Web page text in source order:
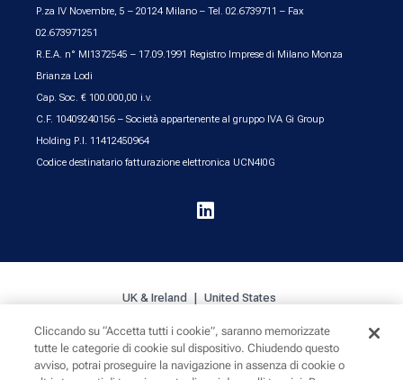
P.za IV Novembre, 5 – 20124 Milano – Tel. 02.6739711 – Fax
02.673971251
R.E.A. n° MI1372545 – 17.09.1991 Registro Imprese di Milano Monza
Brianza Lodi
Cap. Soc. € 100.000,00 i.v.
C.F. 10409240156 – Società appartenente al gruppo IVA Gi Group
Holding P.I. 11412450964
Codice destinatario fatturazione elettronica UCN4I0G

UK & Ireland United States
Cookie Policy Privacy Sitemap
Cliccando su “Accetta tutti i cookie”, saranno memorizzate
tutte le categorie di cookie sul dispositivo. Chiudendo questo
avviso, potrai proseguire la navigazione in assenza di cookie o